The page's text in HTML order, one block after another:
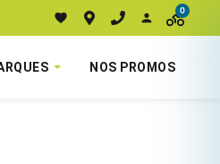
0
NOS PROMOS